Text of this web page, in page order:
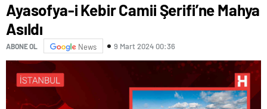
Ayasofya-i Kebir Camii Şerifi’ne Mahya
Asıldı
ABONE OL News 9 Mart 2024 00:36